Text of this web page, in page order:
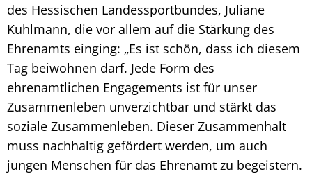
des Hessischen Landessportbundes, Juliane
Kuhlmann, die vor allem auf die Stärkung des
Ehrenamts einging: „Es ist schön, dass ich diesem
Tag beiwohnen darf. Jede Form des
ehrenamtlichen Engagements ist für unser
Zusammenleben unverzichtbar und stärkt das
soziale Zusammenleben. Dieser Zusammenhalt
muss nachhaltig gefördert werden, um auch
jungen Menschen für das Ehrenamt zu begeistern.